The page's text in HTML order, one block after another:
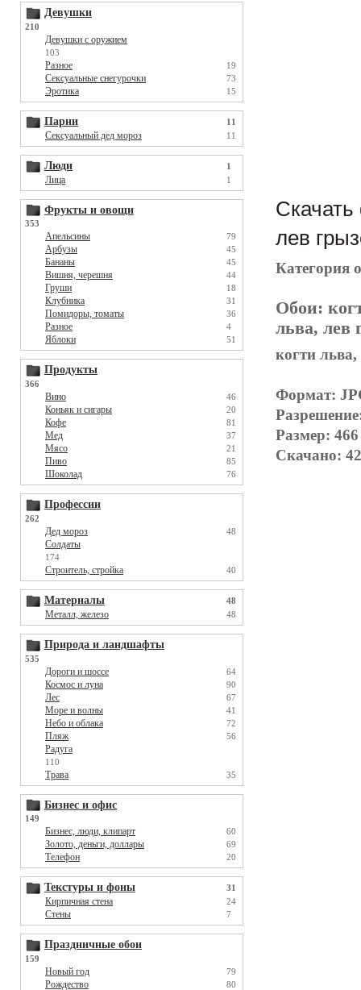
Девушки
210
Девушки с оружием
103
Разное 19
Сексуальные снегурочки 73
Эротика 15
Парни 11
Сексуальный дед мороз 11
Люди 1
Лица 1
Фрукты и овощи
353
Апельсины 79
Арбузы 45
Бананы 45
Вишня, черешня 44
Груши 18
Клубника 31
Помидоры, томаты 36
Разное 4
Яблоки 51
Продукты
366
Вино 46
Коньяк и сигары 20
Кофе 81
Мед 37
Мясо 21
Пиво 85
Шоколад 76
Профессии
262
Дед мороз 48
Солдаты
174
Строитель, стройка 40
Материалы 48
Металл, железо 48
Природа и ландшафты
535
Дороги и шоссе 64
Космос и луна 90
Лес 67
Море и волны 41
Небо и облака 72
Пляж 56
Радуга
110
Трава 35
Бизнес и офис
149
Бизнес, люди, клипарт 60
Золото, деньги, доллары 69
Телефон 20
Текстуры и фоны 31
Кирпичная стена 24
Стены 7
Праздничные обои
159
Новый год 79
Рождество 80
Скачать
лев
Категория
Обои:
льва, лев
когти льва,
Формат:
Размер:
Скачано: